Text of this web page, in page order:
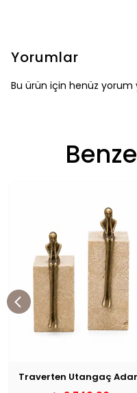
Yorumlar
Bu ürün için henüz yorum
Traverten Utangaç